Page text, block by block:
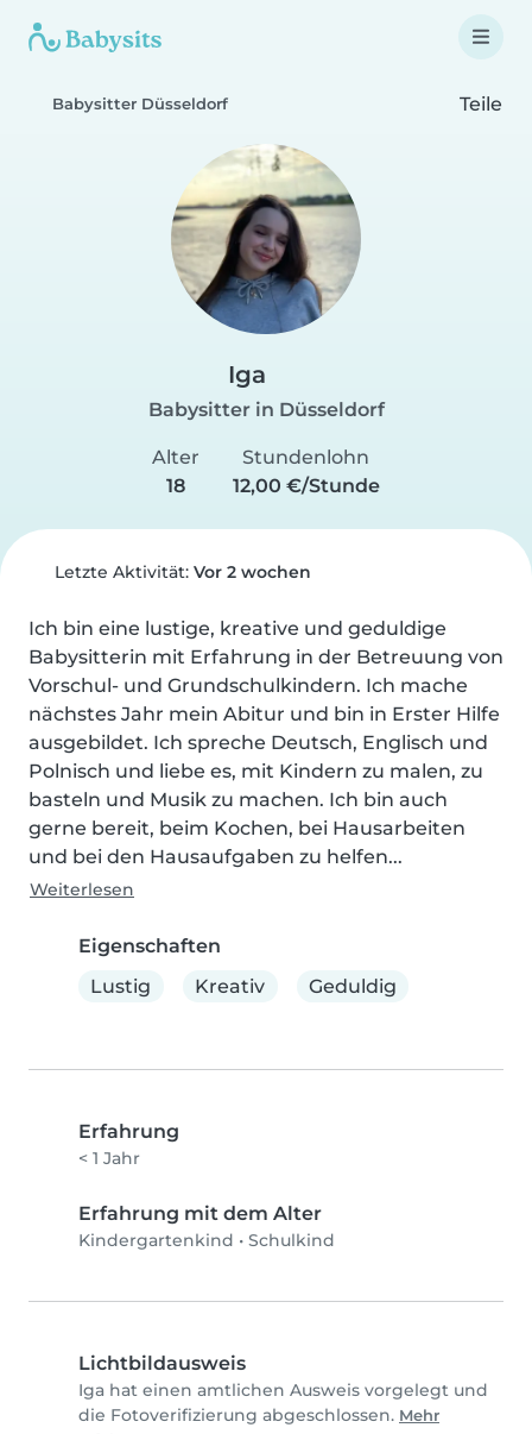
Babysitter Düsseldorf Teile
Iga
Babysitter in Düsseldorf
Alter
18
Stundenlohn
12,00 €/Stunde
Letzte Aktivität: Vor 2 wochen
Ich bin eine lustige, kreative und geduldige
Babysitterin mit Erfahrung in der Betreuung von
Vorschul- und Grundschulkindern. Ich mache
nächstes Jahr mein Abitur und bin in Erster Hilfe
ausgebildet. Ich spreche Deutsch, Englisch und
Polnisch und liebe es, mit Kindern zu malen, zu
basteln und Musik zu machen. Ich bin auch
gerne bereit, beim Kochen, bei Hausarbeiten
und bei den Hausaufgaben zu helfen...
Weiterlesen
Eigenschaften
Lustig
Kreativ Geduldig
Erfahrung
< 1 Jahr
Erfahrung mit dem Alter
Kindergartenkind • Schulkind
Lichtbildausweis
Iga hat einen amtlichen Ausweis vorgelegt und
die Fotoverifizierung abgeschlossen. Mehr